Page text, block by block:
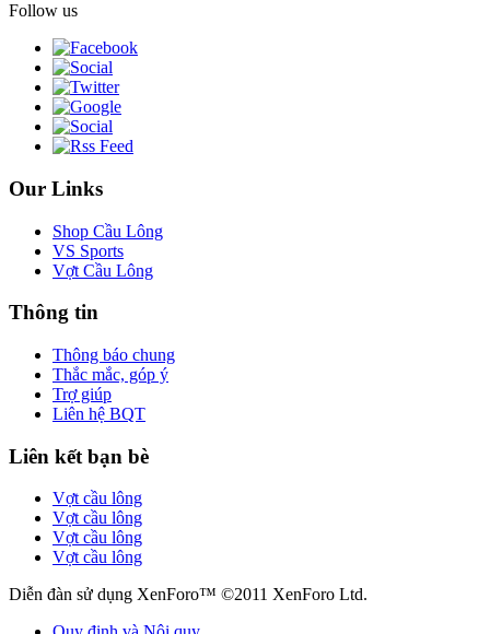
Follow us
Our Links
Shop Cầu Lông
VS Sports
Vợt Cầu Lông
Thông tin
Thông báo chung
Thắc mắc, góp ý
Trợ giúp
Liên hệ BQT
Liên kết bạn bè
Vợt cầu lông
Vợt cầu lông
Vợt cầu lông
Vợt cầu lông
Diễn đàn sử dụng XenForo™ ©2011 XenForo Ltd.